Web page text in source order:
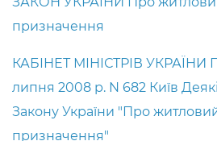
призначення
КАБІНЕТ МІНІСТРІВ УКРАЇНИ
липня 2008 р. N 682 Київ
Закону України "Про
призначення"